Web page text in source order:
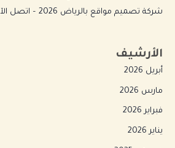
شركة تصميم مواقع بالرياض 2026 – اتصل الآن 966541430116
الأرشيف
أبريل 2026
مارس 2026
فبراير 2026
يناير 2026